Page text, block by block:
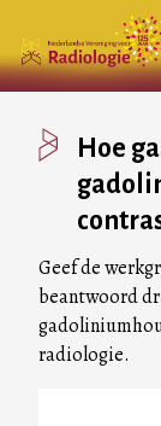
naar
inhoud
Hoe
Geef de
beantwoord
radiologie.